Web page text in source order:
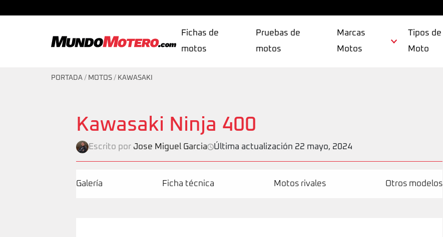
Fichas de
motos
Pruebas de
motos
Marcas
Motos
Tipos de
Moto
PORTADA / MOTOS / KAWASAKI
Kawasaki Ninja 400
Escrito por Jose Miguel Garcia Última actualización 22 mayo, 2024
Galería Ficha técnica Motos rivales Otros modelos